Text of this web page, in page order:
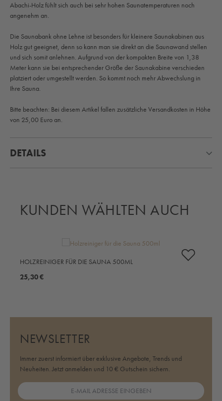
Abachi-Holz fühlt sich auch bei sehr hohen Saunatemperaturen noch
angenehm an.
Die Saunabank ohne Lehne ist besonders für kleinere Saunakabinen aus
Holz gut geeignet, denn so kann man sie direkt an die Saunawand stellen
und sich somit anlehnen. Aufgrund von der kompakten Breite von 1,38
Meter kann sie bei entsprechender Größe der Saunakabine verschieden
platziert oder umgestellt werden. So kommt noch mehr Abwechslung in
Ihre Sauna.
Bitte beachten: Bei diesem Artikel fallen zusätzliche Versandkosten in Höhe
von 25,00 Euro an.
DETAILS
KUNDEN WÄHLTEN AUCH
HOLZREINIGER FÜR DIE SAUNA 500ML
25,30 €
NEWSLETTER
Immer zuerst informiert über exklusive Angebote, Trends und
Neuheiten. Jetzt anmelden und 10 € Gutschein sichern.